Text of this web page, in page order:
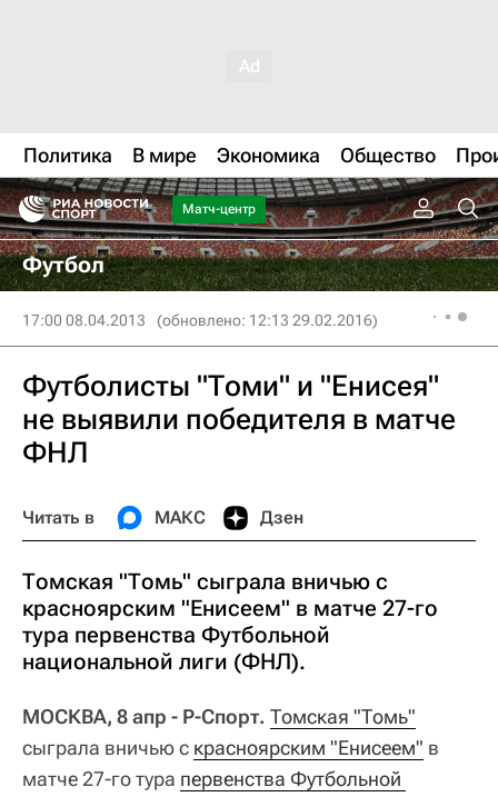
Политика В мире Экономика Общество
Матч-центр
Футбол
17:00 08.04.2013 (обновлено: 12:13 29.02.2016)
Футболисты "Томи" и "Енисея"
не выявили победителя в матче
ФНЛ
Читать в МАКС Дзен
Томская "Томь" сыграла вничью с
красноярским "Енисеем" в матче 27-го
тура первенства Футбольной
национальной лиги (ФНЛ).
МОСКВА, 8 апр - Р-Спорт. Томская "Томь"
сыграла вничью с красноярским "Енисеем" в
матче 27-го тура первенства Футбольной